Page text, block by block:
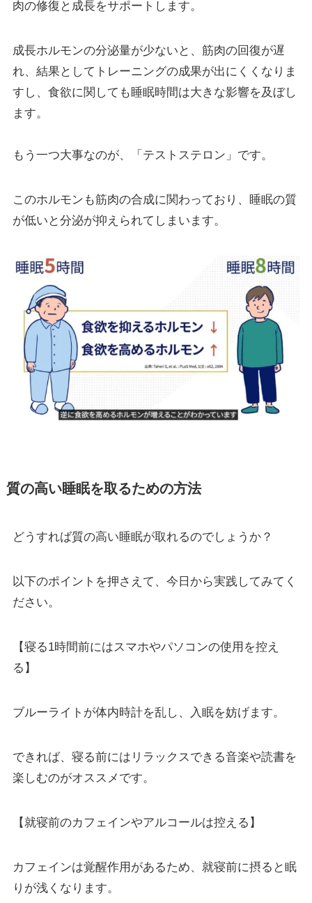
肉の修復と成長をサポートします。
成長ホルモンの分泌量が少ないと、筋肉の回復が遅
れ、結果としてトレーニングの成果が出にくくなりま
すし、食欲に関しても睡眠時間は大きな影響を及ぼし
ます。
もう一つ大事なのが、「テストステロン」です。
このホルモンも筋肉の合成に関わっており、睡眠の質
が低いと分泌が抑えられてしまいます。
質の高い睡眠を取るための方法
どうすれば質の高い睡眠が取れるのでしょうか？
以下のポイントを押さえて、今日から実践してみてく
ださい。
【寝る1時間前にはスマホやパソコンの使用を控え
る】
ブルーライトが体内時計を乱し、入眠を妨げます。
できれば、寝る前にはリラックスできる音楽や読書を
楽しむのがオススメです。
【就寝前のカフェインやアルコールは控える】
カフェインは覚醒作用があるため、就寝前に摂ると眠
りが浅くなります。